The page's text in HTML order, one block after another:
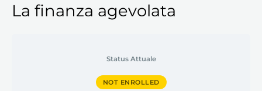
La finanza agevolata
Status Attuale
NOT ENROLLED